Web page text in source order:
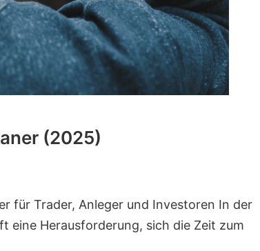
(2025)
für Trader, Anleger und Investoren In der
eine Herausforderung, sich die Zeit zum